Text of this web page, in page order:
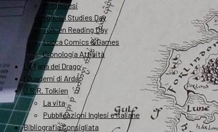
Mitopoiesi
Tolkien Studies Day
Tolkien Reading Day
Lucca Comics & Games
Cronologia Attività
La Tana del Drago
I Quaderni di Arda
J.R.R. Tolkien
La vita
Pubblicazioni Inglesi e Italiane
Bibliografia Consigliata